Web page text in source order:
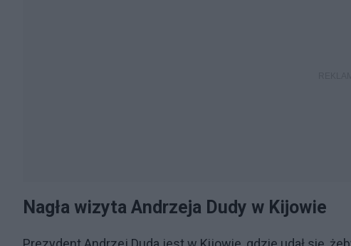
Nagła wizyta Andrzeja Dudy w Kijowie